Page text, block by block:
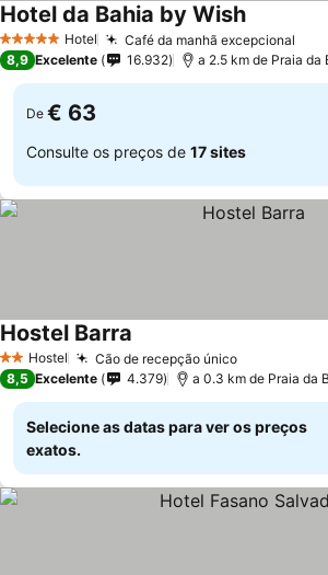
5 Estrelas Hotel Café da manhã excepcional
Hotel da Bahia by Wish
8,9 Excelente 16.932 a 2.5 km de Praia da
De € 63
Consulte os preços de 17 sites
2 Estrelas
Hostel Cão de recepção único
Hostel Barra
8,5 Excelente 4.379 a 0.3 km de Praia da
Selecione as datas para ver os preços
exatos.